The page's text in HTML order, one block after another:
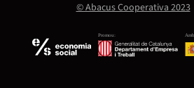
Promou:
© Abacus Cooperativa 2023